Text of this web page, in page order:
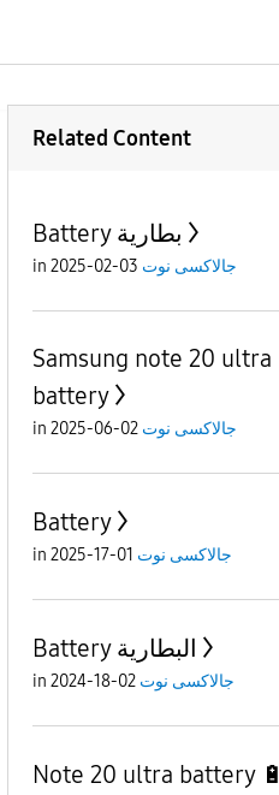
Related Content
Battery بطارية
in جالاكسى نوت 03-02-2025
Samsung note 20 ultra
battery
in جالاكسى نوت 02-06-2025
Battery
in جالاكسى نوت 01-17-2025
Battery البطارية
in جالاكسى نوت 02-18-2024
Note 20 ultra battery 🔋